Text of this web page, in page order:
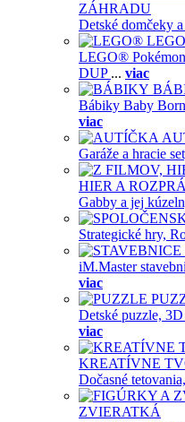
ZÁHRADU
Detské domčeky a
LEGO®
DUP ... viac
Bábiky Baby
viac
Garáže a hracie
HIER A
Gabby a jej
Strategické hry,
iM.Master
viac
Detské puzzle, 3D
viac
KREATÍVNE
Dočasné tetovania,
ZVIERATKÁ